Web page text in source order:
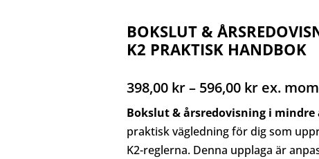
BOKSLUT &
K2 PRAKTISK HANDBOK
398,00 kr– 596,00 kr
398,00 kr
till
596,00 kr
ex.
Bokslut & årsredovisning i
praktisk vägledning för dig som
K2-reglerna. Denna upplaga är